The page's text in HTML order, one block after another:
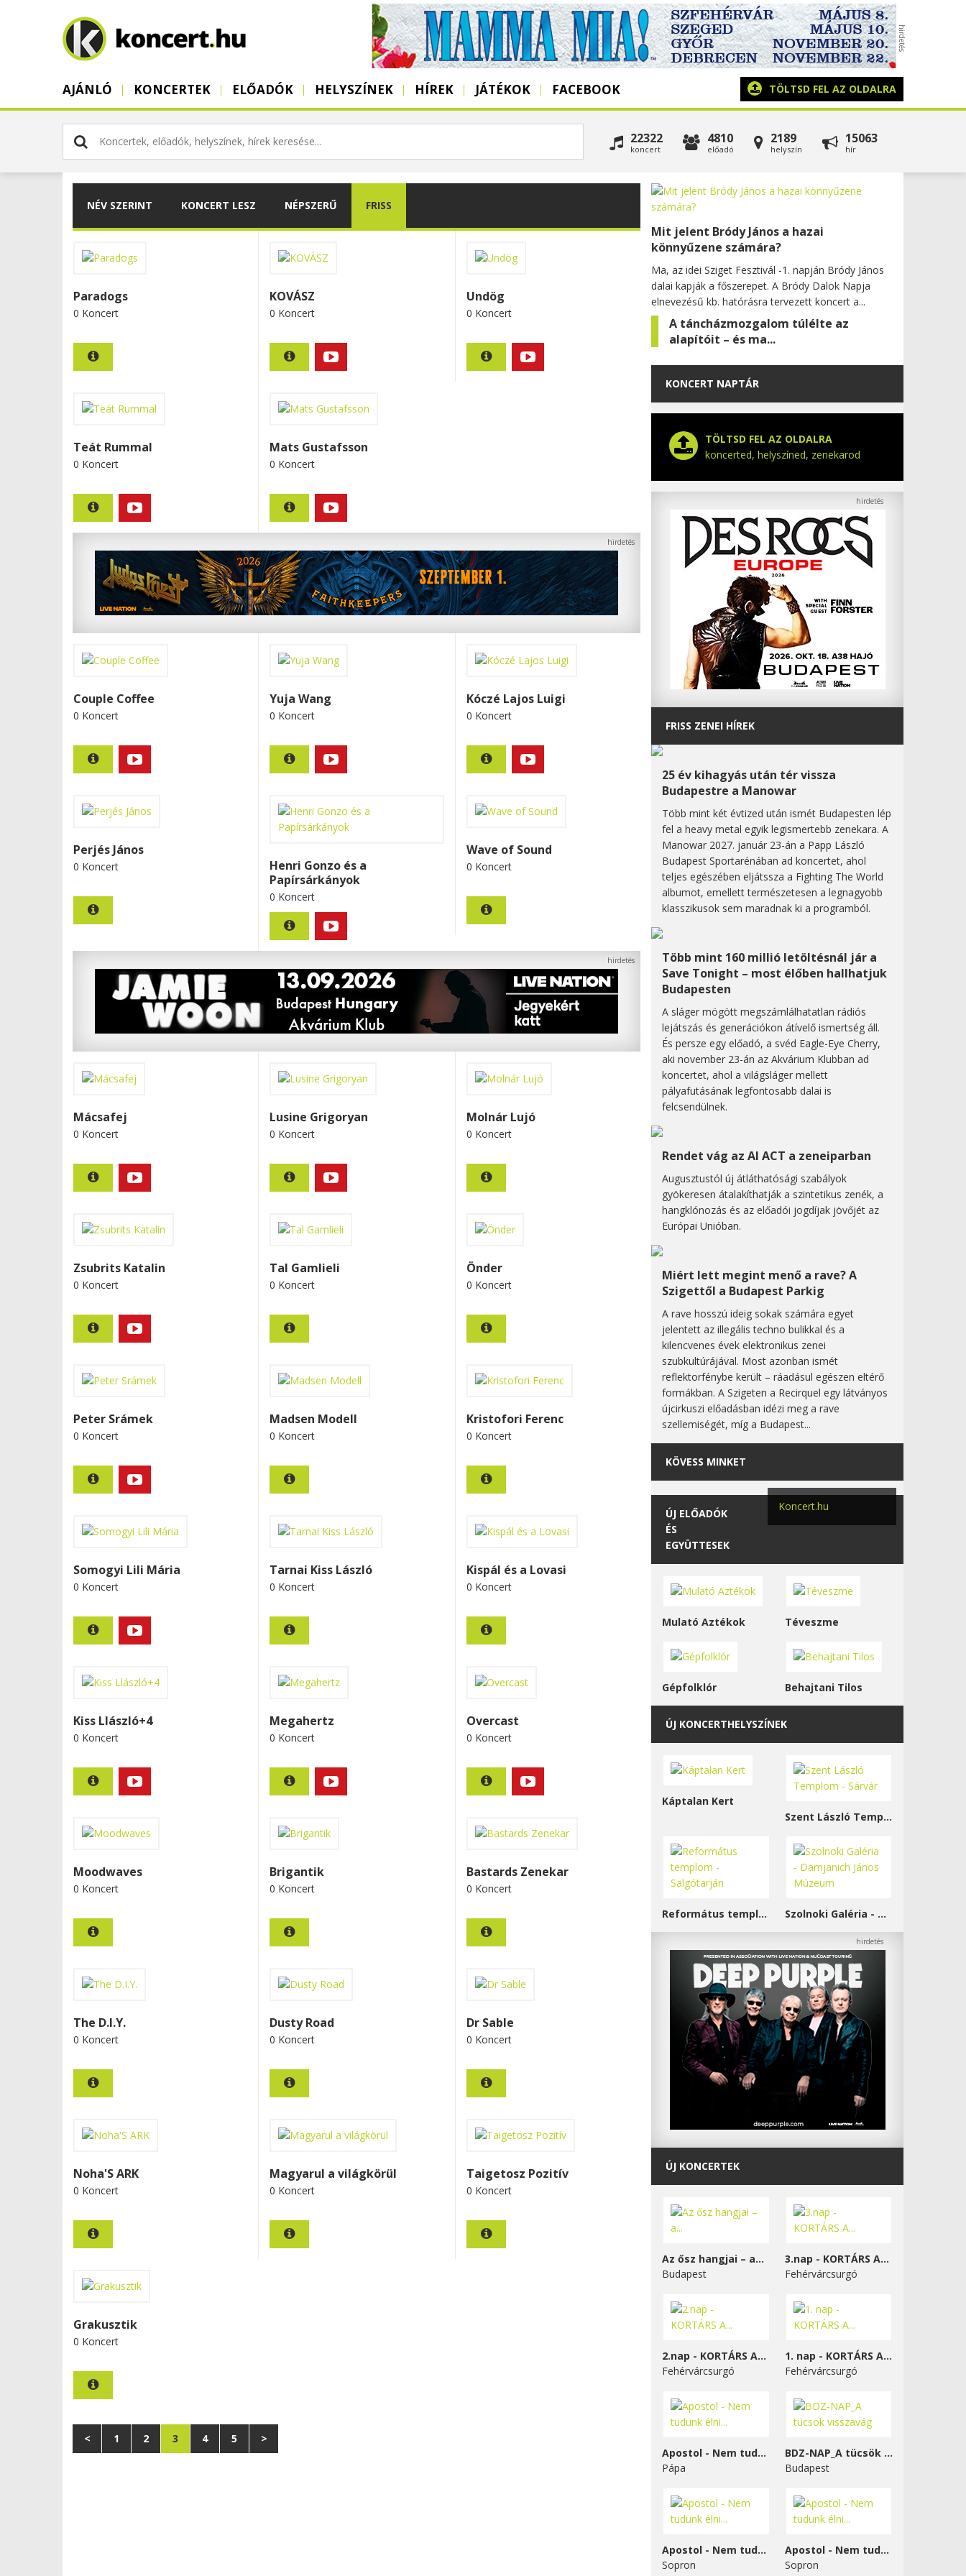
AJÁNLÓ KONCERTEK ELŐADÓK HELYSZÍNEK HÍREK JÁTÉKOK FACEBOOK TÖLTSD FEL AZ OLDALRA
22322
koncert
4810
előadó
2189
helyszín
15063
hír
NÉV SZERINT KONCERT LESZ NÉPSZERŰ FRISS
Paradogs
0 Koncert
KOVÁSZ
0 Koncert
Undög
0 Koncert
Teát Rummal
0 Koncert
Mats Gustafsson
0 Koncert
Couple Coffee
0 Koncert
Yuja Wang
0 Koncert
Kóczé Lajos Luigi
0 Koncert
Perjés János
0 Koncert
Henri Gonzo és a
Papírsárkányok
0 Koncert
Wave of Sound
0 Koncert
Mácsafej
0 Koncert
Lusine Grigoryan
0 Koncert
Molnár Lujó
0 Koncert
Zsubrits Katalin
0 Koncert
Tal Gamlieli
0 Koncert
Önder
0 Koncert
Peter Srámek
0 Koncert
Madsen Modell
0 Koncert
Kristofori Ferenc
0 Koncert
Somogyi Lili Mária
0 Koncert
Tarnai Kiss László
0 Koncert
Kispál és a Lovasi
0 Koncert
Kiss Llászló+4
0 Koncert
Megahertz
0 Koncert
Overcast
0 Koncert
Moodwaves
0 Koncert
Brigantik
0 Koncert
Bastards Zenekar
0 Koncert
The D.I.Y.
0 Koncert
Dusty Road
0 Koncert
Dr Sable
0 Koncert
Noha'S ARK
0 Koncert
Magyarul a világkörül
0 Koncert
Taigetosz Pozitív
0 Koncert
Grakusztik
0 Koncert
< 1 2 3 4 5 >
Mit jelent Bródy János a hazai
könnyűzene számára?
Ma, az idei Sziget Fesztivál -1. napján Bródy János
dalai kapják a főszerepet. A Bródy Dalok Napja
elnevezésű kb. hatórásra tervezett koncert a...
A táncházmozgalom túlélte az
alapítóit – és ma...
KONCERT NAPTÁR
TÖLTSD FEL AZ OLDALRA
koncerted, helyszíned, zenekarod
FRISS ZENEI HÍREK
25 év kihagyás után tér vissza
Budapestre a Manowar
Több mint két évtized után ismét Budapesten lép
fel a heavy metal egyik legismertebb zenekara. A
Manowar 2027. január 23-án a Papp László
Budapest Sportarénában ad koncertet, ahol
teljes egészében eljátssza a Fighting The World
albumot, emellett természetesen a legnagyobb
klasszikusok sem maradnak ki a programból.
Több mint 160 millió letöltésnál jár a
Save Tonight – most élőben hallhatjuk
Budapesten
A sláger mögött megszámlálhatatlan rádiós
lejátszás és generációkon átívelő ismertség áll.
És persze egy előadó, a svéd Eagle-Eye Cherry,
aki november 23-án az Akvárium Klubban ad
koncertet, ahol a világsláger mellett
pályafutásának legfontosabb dalai is
felcsendülnek.
Rendet vág az AI ACT a zeneiparban
Augusztustól új átláthatósági szabályok
gyökeresen átalakíthatják a szintetikus zenék, a
hangklónozás és az előadói jogdíjak jövőjét az
Európai Unióban.
Miért lett megint menő a rave? A
Szigettől a Budapest Parkig
A rave hosszú ideig sokak számára egyet
jelentett az illegális techno bulikkal és a
kilencvenes évek elektronikus zenei
szubkultúrájával. Most azonban ismét
reflektorfénybe került – ráadásul egészen eltérő
formákban. A Szigeten a Recirquel egy látványos
újcirkuszi előadásban idézi meg a rave
szellemiségét, míg a Budapest...
KÖVESS MINKET
Koncert.hu
ÚJ ELŐADÓK
ÉS
EGYÜTTESEK
Mulató Aztékok Téveszme
Gépfolklór Behajtani Tilos
ÚJ KONCERTHELYSZÍNEK
Káptalan Kert
Szent László Templom - Sárvár
Református templom - Salgótarján Szolnoki Galéria - Damjanich János Múzeum
ÚJ KONCERTEK
Az ősz hangjai – a...
Budapest
3.nap - KORTÁRS A...
Fehérvárcsurgó
2.nap - KORTÁRS A...
Fehérvárcsurgó
1. nap - KORTÁRS A...
Fehérvárcsurgó
Apostol - Nem tudunk élni...
Pápa
BDZ-NAP_A tücsök visszavág
Budapest
Apostol - Nem tudunk élni...
Sopron
Apostol - Nem tudunk élni...
Sopron